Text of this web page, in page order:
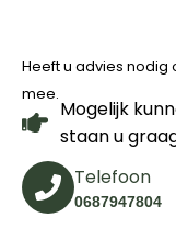
Heeft u advies nodig
mee.
Mogelijk
staan u
Telefoon
0687947804